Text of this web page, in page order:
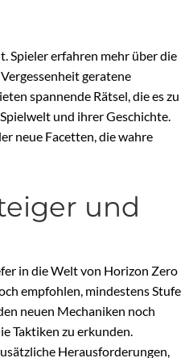
Spieler erfahren mehr über die
geratene
spannende Rätsel, die es zu
und ihrer Geschichte.
neue Facetten, die wahre
und
in die Welt von Horizon Zero
empfohlen, mindestens Stufe
neuen Mechaniken noch
Taktiken zu erkunden.
Herausforderungen,